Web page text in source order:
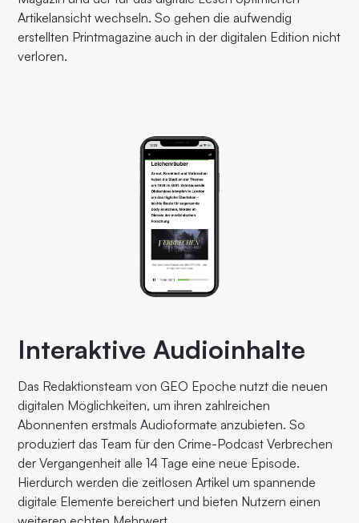
Artikelansicht wechseln. So gehen die aufwendig
erstellten Printmagazine auch in der digitalen Edition nicht
verloren.
Interaktive Audioinhalte
Das Redaktionsteam von GEO Epoche nutzt die neuen
digitalen Möglichkeiten, um ihren zahlreichen
Abonnenten erstmals Audioformate anzubieten. So
produziert das Team für den Crime-Podcast Verbrechen
der Vergangenheit alle 14 Tage eine neue Episode.
Hierdurch werden die zeitlosen Artikel um spannende
digitale Elemente bereichert und bieten Nutzern einen